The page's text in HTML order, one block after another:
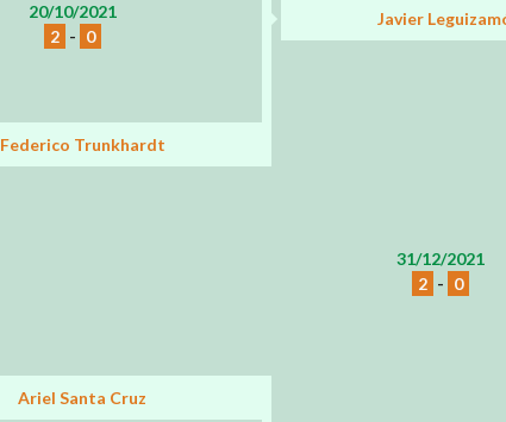
20/10/2021
2 - 0
Javier
31/12/2021
2 - 0
Federico Trunkhardt
Ariel Santa Cruz